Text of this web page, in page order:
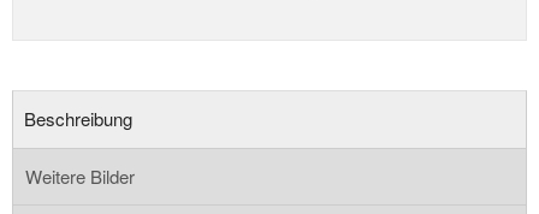
Beschreibung
Weitere Bilder